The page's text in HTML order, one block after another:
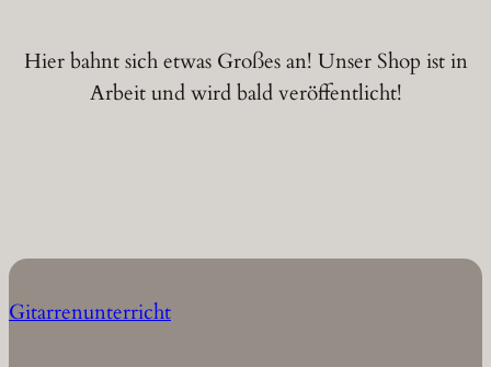
Hier bahnt sich etwas Großes an! Unser Shop ist in
Arbeit und wird bald veröffentlicht!
Gitarrenunterricht